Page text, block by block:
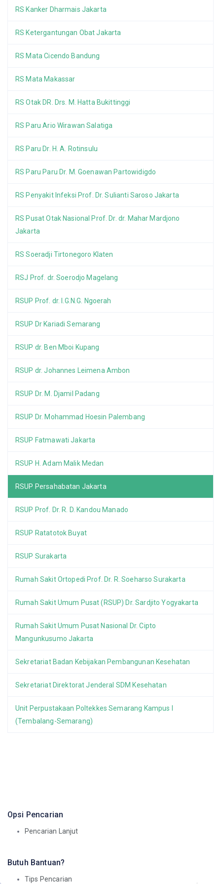
RS Kanker Dharmais Jakarta
RS Ketergantungan Obat Jakarta
RS Mata Cicendo Bandung
RS Mata Makassar
RS Otak DR. Drs. M. Hatta Bukittinggi
RS Paru Ario Wirawan Salatiga
RS Paru Dr. H. A. Rotinsulu
RS Paru Paru Dr. M. Goenawan Partowidigdo
RS Penyakit Infeksi Prof. Dr. Sulianti Saroso Jakarta
RS Pusat Otak Nasional Prof. Dr. dr. Mahar Mardjono
Jakarta
RS Soeradji Tirtonegoro Klaten
RSJ Prof. dr. Soerodjo Magelang
RSUP Prof. dr. I.G.N.G. Ngoerah
RSUP Dr Kariadi Semarang
RSUP dr. Ben Mboi Kupang
RSUP dr. Johannes Leimena Ambon
RSUP Dr. M. Djamil Padang
RSUP Dr. Mohammad Hoesin Palembang
RSUP Fatmawati Jakarta
RSUP H. Adam Malik Medan
RSUP Persahabatan Jakarta
RSUP Prof. Dr. R. D. Kandou Manado
RSUP Ratatotok Buyat
RSUP Surakarta
Rumah Sakit Ortopedi Prof. Dr. R. Soeharso Surakarta
Rumah Sakit Umum Pusat (RSUP) Dr. Sardjito Yogyakarta
Rumah Sakit Umum Pusat Nasional Dr. Cipto
Mangunkusumo Jakarta
Sekretariat Badan Kebijakan Pembangunan Kesehatan
Sekretariat Direktorat Jenderal SDM Kesehatan
Unit Perpustakaan Poltekkes Semarang Kampus I
(Tembalang-Semarang)
Opsi Pencarian
Pencarian Lanjut
Butuh Bantuan?
Tips Pencarian